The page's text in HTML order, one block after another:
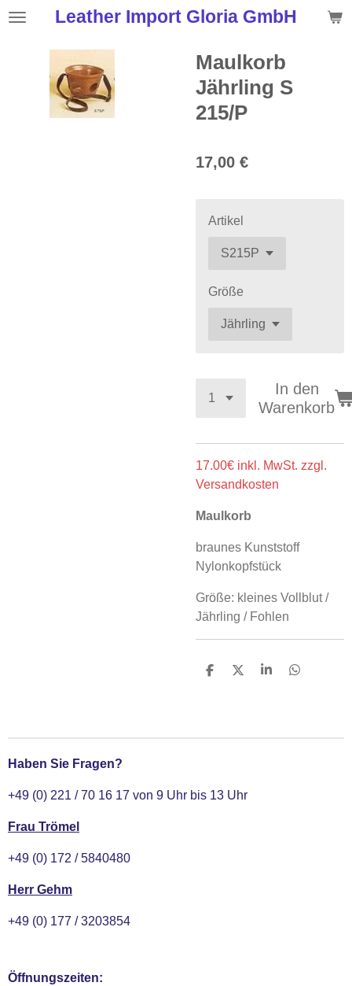
Zum
springen
Leather Import Gloria GmbH
Maulkorb
Jährling S
215/P
17,00 €
Artikel
Größe
In den
Warenkorb
17.00€ inkl. MwSt. zzgl.
Versandkosten
Maulkorb
braunes Kunststoff
Nylonkopfstück
Größe: kleines Vollblut /
Jährling / Fohlen
T
n
T
n
T
n
T
n
Haben Sie Fragen?
+49 (0) 221 / 70 16 17 von 9 Uhr bis 13 Uhr
Frau Trömel
+49 (0) 172 / 5840480
Herr Gehm
+49 (0) 177 / 3203854
Öffnungszeiten: